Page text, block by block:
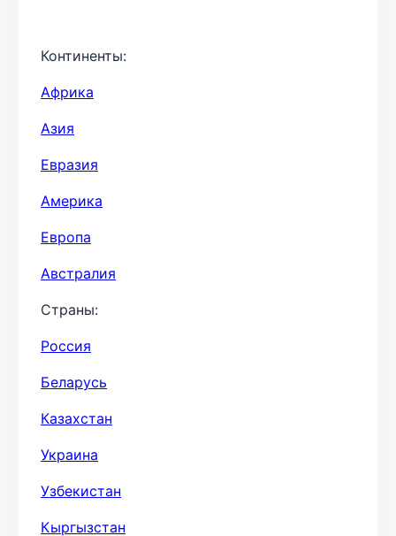
Континенты:
Африка
Азия
Евразия
Америка
Европа
Австралия
Страны:
Россия
Беларусь
Казахстан
Украина
Узбекистан
Кыргызстан